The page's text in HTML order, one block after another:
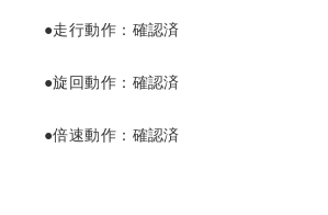
●走行動作：確認済
●旋回動作：確認済
●倍速動作：確認済